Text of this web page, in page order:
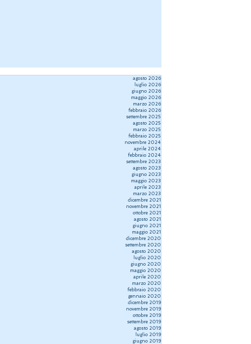
agosto 2026
luglio 2026
giugno 2026
maggio 2026
marzo 2026
febbraio 2026
settembre 2025
agosto 2025
marzo 2025
febbraio 2025
novembre 2024
aprile 2024
febbraio 2024
settembre 2023
agosto 2023
giugno 2023
maggio 2023
aprile 2023
marzo 2023
dicembre 2021
novembre 2021
ottobre 2021
agosto 2021
giugno 2021
maggio 2021
dicembre 2020
settembre 2020
agosto 2020
luglio 2020
giugno 2020
maggio 2020
aprile 2020
marzo 2020
febbraio 2020
gennaio 2020
dicembre 2019
novembre 2019
ottobre 2019
settembre 2019
agosto 2019
luglio 2019
giugno 2019